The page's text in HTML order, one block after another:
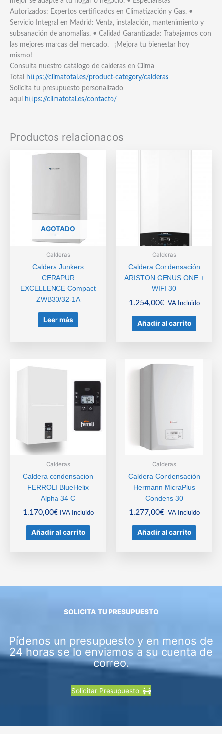
Autorizados: Expertos certificados en Climatización y Gas. •
Servicio Integral en Madrid: Venta, instalación, mantenimiento y
subsanación de anomalías. • Calidad Garantizada: Trabajamos con
las mejores marcas del mercado. ¡Mejora tu bienestar hoy
mismo!
Consulta nuestro catálogo de calderas en Clima
Total
https://climatotal.es/product-category/calderas
Solicita tu presupuesto personalizado
aquí https://climatotal.es/contacto/
Productos relacionados
AGOTADO
Calderas
Caldera Junkers
CERAPUR
EXCELLENCE Compact
ZWB30/32-1A
Leer más
Calderas
Caldera Condensación
ARISTON GENUS ONE +
WIFI 30
1.254,00€ IVA Incluido
Añadir al carrito
Calderas
Caldera condensacion
FERROLI BlueHelix
Alpha 34 C
1.170,00€ IVA Incluido
Añadir al carrito
Calderas
Caldera Condensación
Hermann MicraPlus
Condens 30
1.277,00€ IVA Incluido
Añadir al carrito
SOLICITA TU PRESUPUESTO
Pídenos un presupuesto y en menos de
24 horas se lo enviamos a su cuenta de
correo.
Solicitar Presupuesto